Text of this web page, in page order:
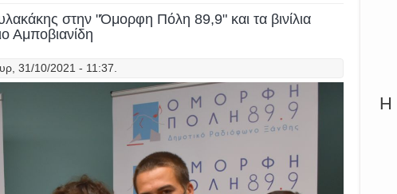
στην "Όμορφη Πόλη 89,9" και τα βινίλια
Αμποβιανίδη
31/10/2021 - 11:37.
Η